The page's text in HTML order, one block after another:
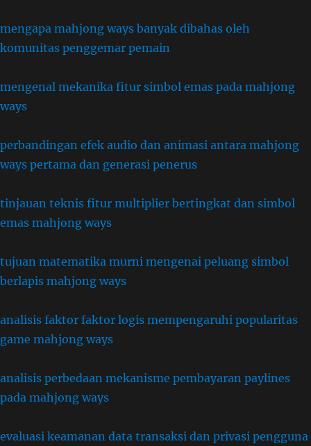
mengapa mahjong ways banyak dibahas oleh
komunitas penggemar pemain
mengenal mekanika fitur simbol emas pada mahjong
ways
perbandingan efek audio dan animasi antara mahjong
ways pertama dan generasi penerus
tinjauan teknis fitur multiplier bertingkat dan simbol
emas mahjong ways
tujuan matematika murni mengenai peluang simbol
berlapis mahjong ways
analisis faktor faktor logis mempengaruhi popularitas
game mahjong ways
analisis perbedaan mekanisme pembayaran paylines
pada mahjong ways
evaluasi keamanan data transaksi dan privasi pengguna